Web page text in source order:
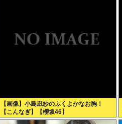
【画像】小島凪紗のふくよかなお胸！
【こんなぎ】【櫻坂46】